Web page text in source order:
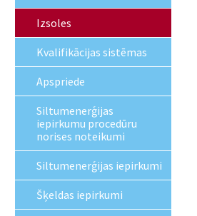
Izsoles
Kvalifikācijas sistēmas
Apspriede
Siltumenerģijas
iepirkumu procedūru
norises noteikumi
Siltumenerģijas iepirkumi
Šķeldas iepirkumi